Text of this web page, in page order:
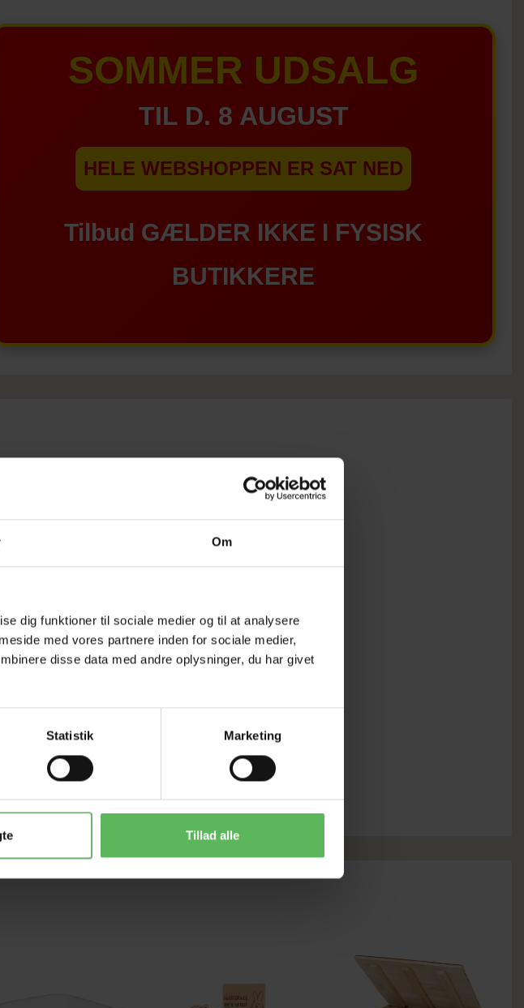
Om
dig funktioner til sociale medier og til at analysere
med vores partnere inden for sociale medier,
disse data med andre oplysninger, du har givet
Statistik Marketing
Tillad alle
SOMMER UDSALG
TIL D. 8 AUGUST
HELE WEBSHOPPEN ER SAT NED
Tilbud GÆLDER IKKE I FYSISK
BUTIKKERE
35,00 DKK
LÆG I KURV
20,00 DKK
LÆG I KURV